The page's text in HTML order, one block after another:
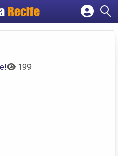
Recife
empresa
199